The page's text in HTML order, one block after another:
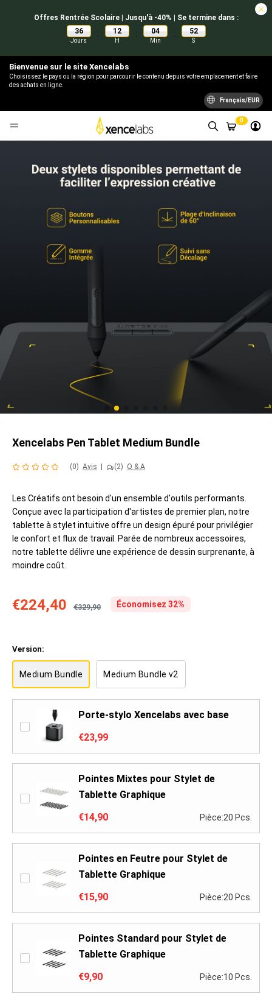
Offres Rentrée Scolaire | Jusqu'à -40% | Se termine dans :
36
Jours
: 12
H
: 04
Min
: 51
S
Bienvenue sur le site Xencelabs
Choisissez le pays ou la région pour parcourir le contenu depuis votre emplacement et faire
des achats en ligne.
Français/EUR
0
Xencelabs Pen Tablet Medium Bundle
(0) Avis (2) Q & A
Les Créatifs ont besoin d'un ensemble d'outils performants.
Conçue avec la participation d'artistes de premier plan, notre
tablette à stylet intuitive offre un design épuré pour privilégier
le confort et flux de travail. Parée de nombreux accessoires,
notre tablette délivre une expérience de dessin surprenante, à
moindre coût.
€224,40 €329,90 Économisez 32%
Version:
Medium Bundle Medium Bundle v2
Porte-stylo Xencelabs avec base
€23,99
Pointes Mixtes pour Stylet de
Tablette Graphique
€14,90
Pièce:20 Pcs.
Pointes en Feutre pour Stylet de
Tablette Graphique
€15,90
Pièce:20 Pcs.
Pointes Standard pour Stylet de
Tablette Graphique
€9,90
Pièce:10 Pcs.